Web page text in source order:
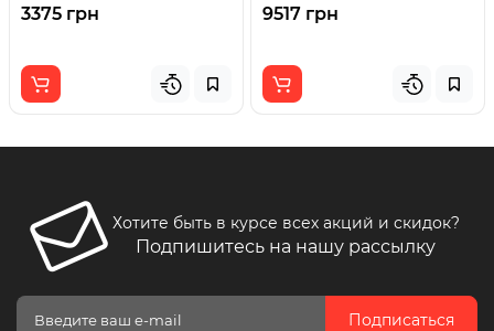
3375 грн 9517 грн
Хотите быть в курсе всех акций и скидок?
Подпишитесь на нашу рассылку
Подписаться